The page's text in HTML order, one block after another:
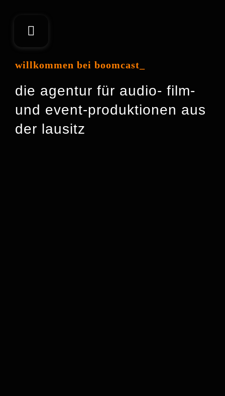
willkommen bei boomcast_
die agentur für audio- film-
und event-produktionen aus
der lausitz